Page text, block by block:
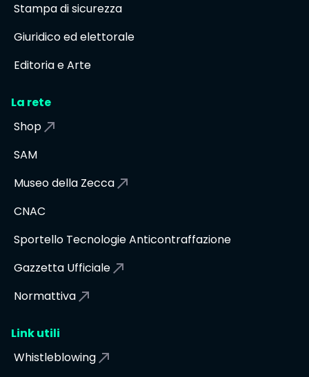
Stampa di sicurezza
Giuridico ed elettorale
Editoria e Arte
La rete
Shop
SAM
Museo della Zecca
CNAC
Sportello Tecnologie Anticontraffazione
Gazzetta Ufficiale
Normattiva
Link utili
Whistleblowing